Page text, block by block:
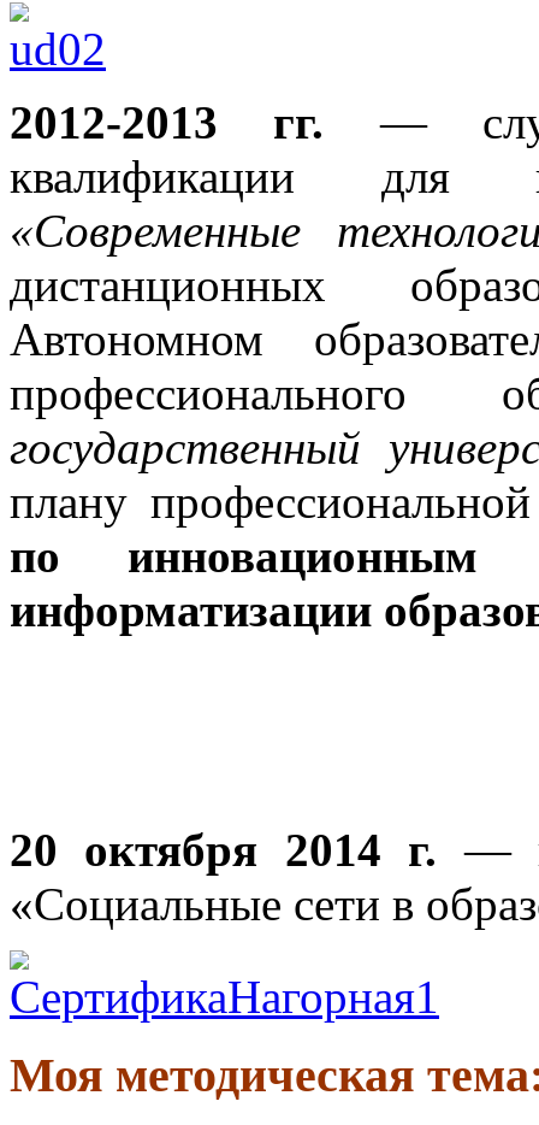
2012-2013 гг. —
квалификации для
«Современные
дистанционных
Автономном
профессионального
государственный
плану
по инновационным
информатизации
20 октября 2014 г. —
«Социальные сети в
Моя методическая